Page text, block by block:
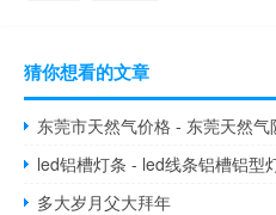
猜你想看的文章
东莞市天然气价格 - 东莞天然
led铝槽灯条 - led线条铝槽铝型
多大岁月父大拜年